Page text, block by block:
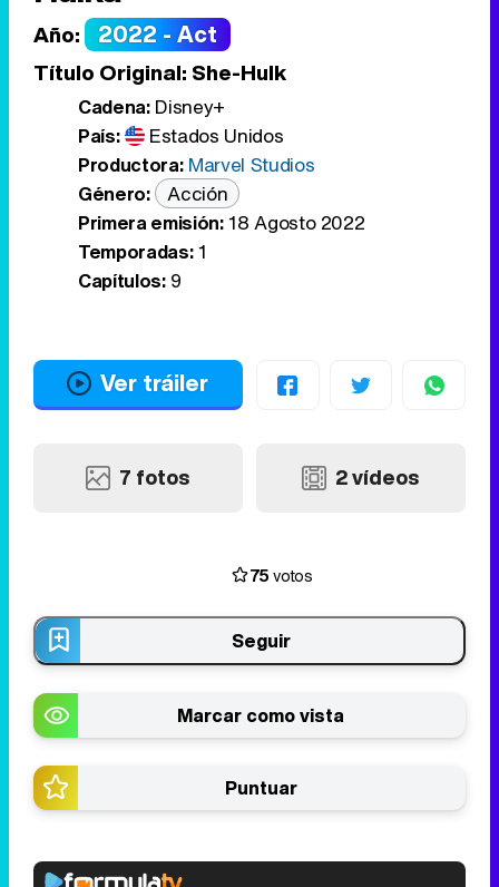
Año: 2022 - Act
Título Original: She-Hulk
Cadena:Disney+
País:
Estados Unidos
Productora: Marvel Studios
Género:
Acción
Primera emisión:18 Agosto 2022
Temporadas:1
Capítulos:9
Ver tráiler
7 fotos 2 vídeos
75votos
Seguir
Marcar como vista
Puntuar